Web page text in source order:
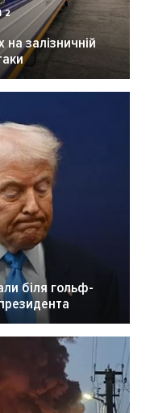
залізничній
біля гольф-